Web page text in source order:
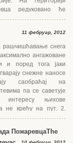
редуковано ће
11 фебруар, 2012
рашчишћавање снега
ангажоване
и поред тога јаки
снежне наносе
саобраћај на
па се саветује
интересу њихове
не крећу на пут. 2.
ПожаревцаThe